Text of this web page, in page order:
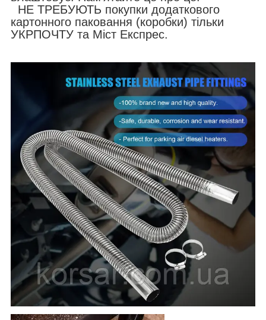
НЕ ТРЕБУЮТЬ покупки додаткового
картонного паковання (коробки) тільки
УКРПОЧТУ та Міст Експрес.